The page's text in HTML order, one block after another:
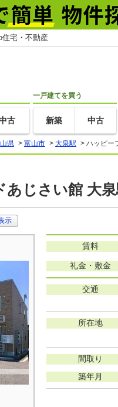
宅・不動産
古
一戸建てを買う
新築 中古
県 > 富山市 > 大泉駅 > ハッピー
じさい館 大
示
賃料
礼金・敷金
交通
所在地
間取り
築年月